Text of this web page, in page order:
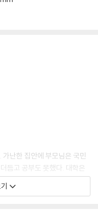
하며 살아야 한다〉
맞추며 살아라
난한 집안에 부모님은 국민
듬고 공부도 못했다. 대학은
고 책을 내려 했지만 많은 출판
을 잘못 만나 신용불량자가